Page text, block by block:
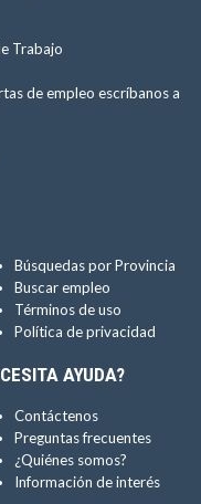
Trabajo
de empleo escríbanos a
Búsquedas por Provincia
Buscar empleo
Términos de uso
Política de privacidad
AYUDA?
Contáctenos
Preguntas frecuentes
¿Quiénes somos?
Información de interés